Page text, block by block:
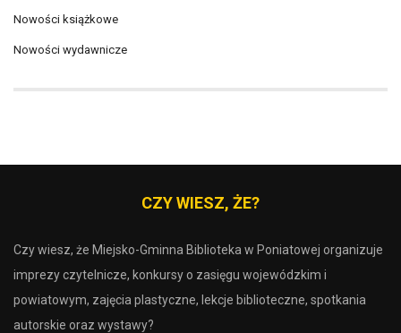
Nowości książkowe
Nowości wydawnicze
CZY WIESZ, ŻE?
Czy wiesz, że Miejsko-Gminna Biblioteka w Poniatowej organizuje
imprezy czytelnicze, konkursy o zasięgu wojewódzkim i
powiatowym, zajęcia plastyczne, lekcje biblioteczne, spotkania
autorskie oraz wystawy?